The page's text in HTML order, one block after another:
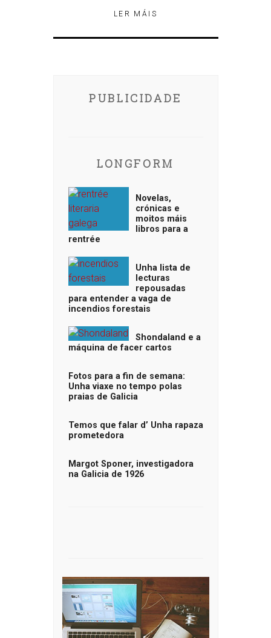
LER MÁIS
PUBLICIDADE
LONGFORM
Novelas,
crónicas e
moitos máis
libros para a
rentrée
Unha lista de
lecturas
repousadas
para entender a vaga de
incendios forestais
Shondaland e a
máquina de facer cartos
Fotos para a fin de semana:
Unha viaxe no tempo polas
praias de Galicia
Temos que falar d’ Unha rapaza
prometedora
Margot Sponer, investigadora
na Galicia de 1926